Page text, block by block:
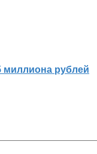
миллиона рублей